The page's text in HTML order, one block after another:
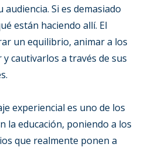
Si es demasiado
están haciendo allí. El
un equilibrio, animar a los
cautivarlos a través de sus
experiencial es uno de los
la educación, poniendo a los
que realmente ponen a